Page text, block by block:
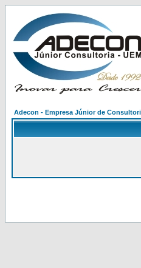
Adecon - Empresa Júnior de